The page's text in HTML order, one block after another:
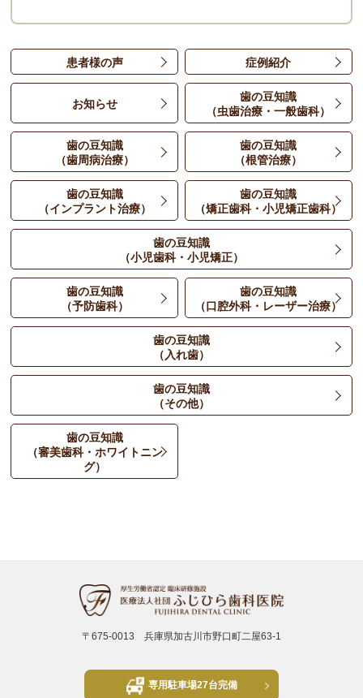
患者様の声 症例紹介
お知らせ
歯の豆知識
（虫歯治療・一般歯科）
歯の豆知識
（歯周病治療）
歯の豆知識
（根管治療）
歯の豆知識
（インプラント治療）
歯の豆知識
（矯正歯科・小児矯正歯科）
歯の豆知識
（小児歯科・小児矯正）
歯の豆知識
（予防歯科）
歯の豆知識
（口腔外科・レーザー治療）
歯の豆知識
（入れ歯）
歯の豆知識
（審美歯科・ホワイトニン
グ）
歯の豆知識
（その他）
〒675-0013 兵庫県加古川市野口町二屋63-1
専用駐車場27台完備